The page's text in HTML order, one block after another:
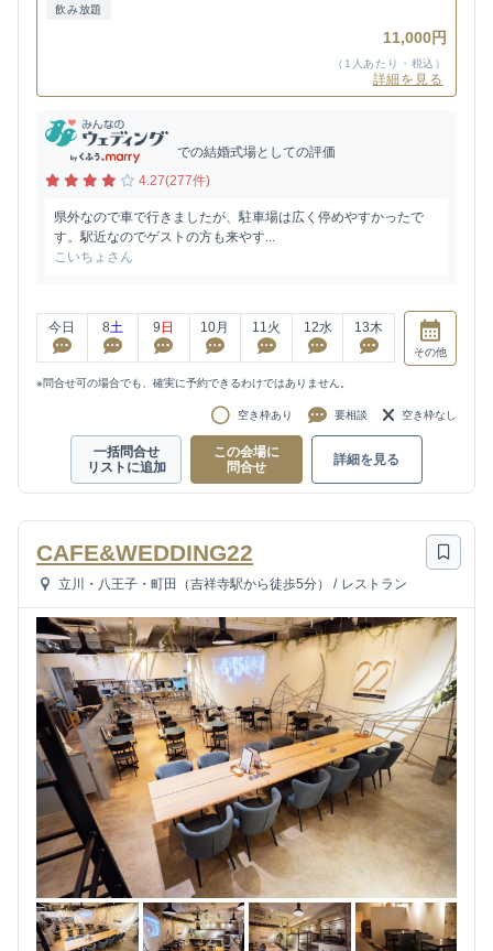
飲み放題
11,000円
（1人あたり・税込）
詳細を見る
での結婚式場としての評価
4.27(277件)
県外なので車で行きましたが、駐車場は広く停めやすかったで
す。駅近なのでゲストの方も来やす...
こいちょさん
今日 8土 9 日 10月 11火 12水 13木
その他
※問合せ可の場合でも、確実に予約できるわけではありません。
空き枠あり 要相談 空き枠なし
一括問合せ
リストに追加
この会場に
問合せ
詳細を見る
CAFE&WEDDING22
立川・八王子・町田（吉祥寺駅から徒歩5分） / レストラン